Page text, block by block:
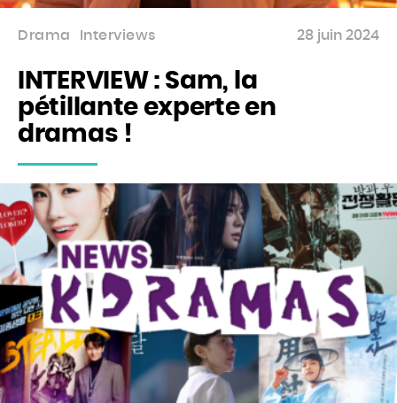
Drama Interviews
INTERVIEW : Sam, la
pétillante experte en
dramas !
28 juin 2024